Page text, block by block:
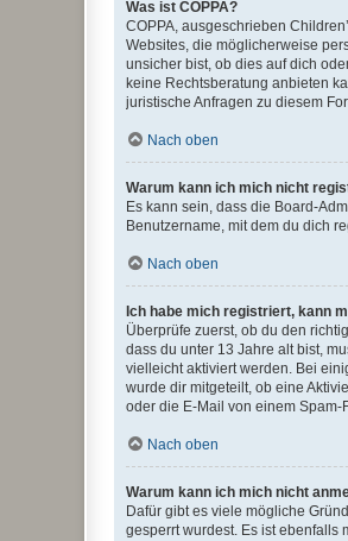
Was ist COPPA?
COPPA, ausgeschrieben
Websites, die möglicherweise
unsicher bist, ob dies auf dich
keine Rechtsberatung anbieten
juristische Anfragen zu diesem
Nach oben
Warum kann ich mich nicht
Es kann sein, dass die Board-
Benutzername, mit dem du dich
Nach oben
Ich habe mich registriert, kann
Überprüfe zuerst, ob du den
dass du unter 13 Jahre alt bist,
vielleicht aktiviert werden. Bei
wurde dir mitgeteilt, ob eine
oder die E-Mail von einem
Nach oben
Warum kann ich mich nicht
Dafür gibt es viele mögliche
gesperrt wurdest. Es ist ebenfalls